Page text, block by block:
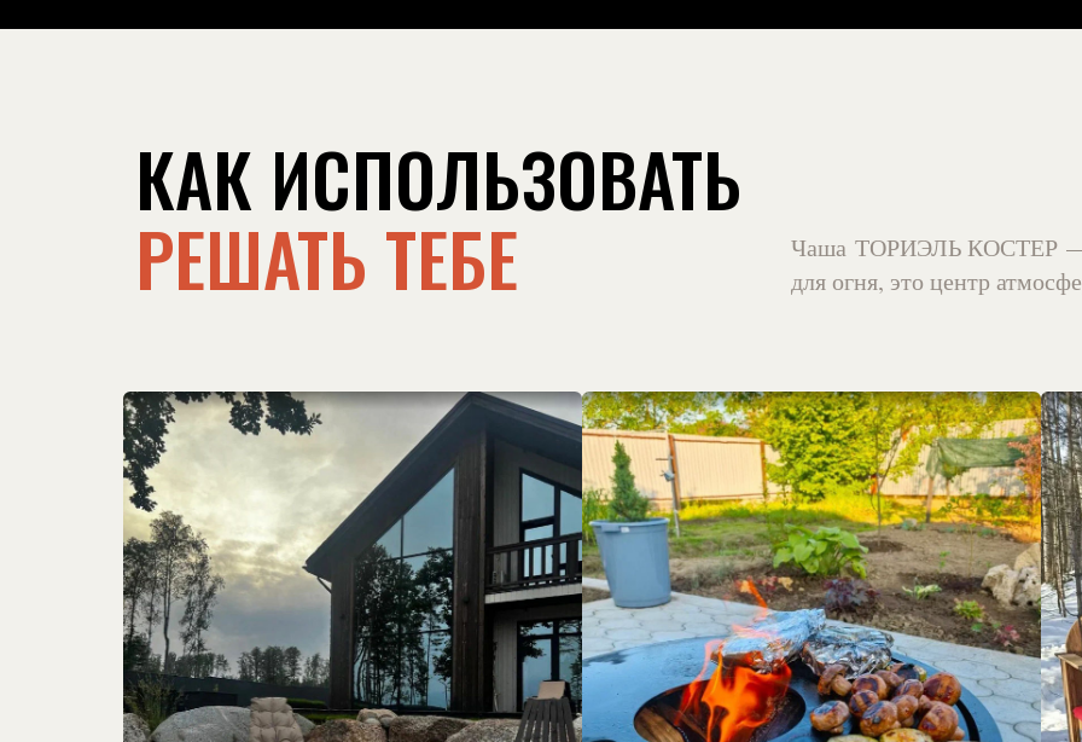
Чаша ТОРИЭЛЬ КОСТЕР —
для огня, это центр
КАК ИСПОЛЬЗОВАТЬ
РЕШАТЬ ТЕБЕ